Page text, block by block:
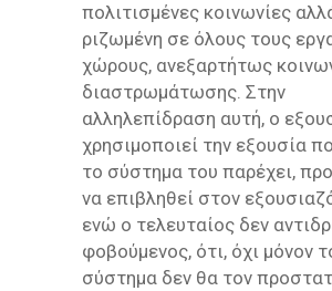
πολιτισμένες κοινωνίες
ριζωμένη σε όλους τους
χώρους, ανεξαρτήτως
διαστρωμάτωσης. Στην
αλληλεπίδραση αυτή, ο
χρησιμοποιεί την εξουσία
το σύστημα του παρέχει,
να επιβληθεί στον
ενώ ο τελευταίος δεν
φοβούμενος, ότι, όχι μόνον
σύστημα δεν θα τον